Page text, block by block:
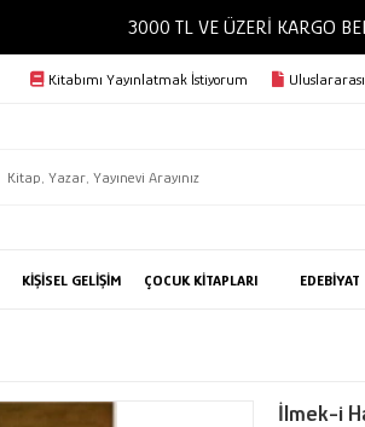
3000 TL VE ÜZERİ KARGO
Kitabımı Yayınlatmak İstiyorum
KİŞİSEL GELİŞİM ÇOCUK KİTAPLARI EDEBİYAT
İlmek-i